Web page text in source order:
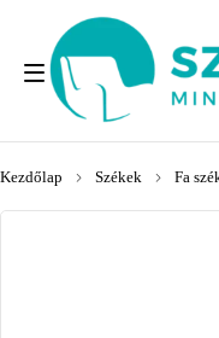
Kezdőlap Székek Fa